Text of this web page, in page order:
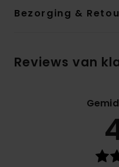
Bezorging &
Reviews van